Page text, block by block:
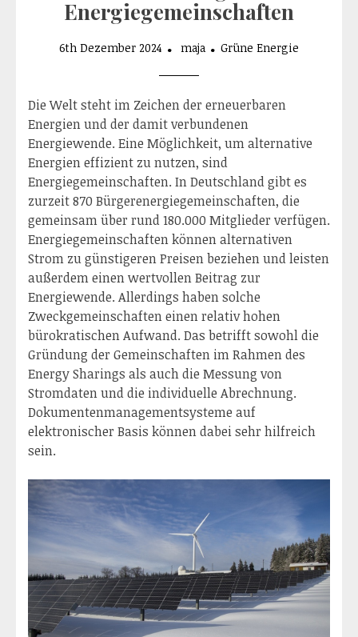
Energiegemeinschaften
6th Dezember 2024 maja Grüne Energie
Die Welt steht im Zeichen der erneuerbaren
Energien und der damit verbundenen
Energiewende. Eine Möglichkeit, um alternative
Energien effizient zu nutzen, sind
Energiegemeinschaften. In Deutschland gibt es
zurzeit 870 Bürgerenergiegemeinschaften, die
gemeinsam über rund 180.000 Mitglieder verfügen.
Energiegemeinschaften können alternativen
Strom zu günstigeren Preisen beziehen und leisten
außerdem einen wertvollen Beitrag zur
Energiewende. Allerdings haben solche
Zweckgemeinschaften einen relativ hohen
bürokratischen Aufwand. Das betrifft sowohl die
Gründung der Gemeinschaften im Rahmen des
Energy Sharings als auch die Messung von
Stromdaten und die individuelle Abrechnung.
Dokumentenmanagementsysteme auf
elektronischer Basis können dabei sehr hilfreich
sein.